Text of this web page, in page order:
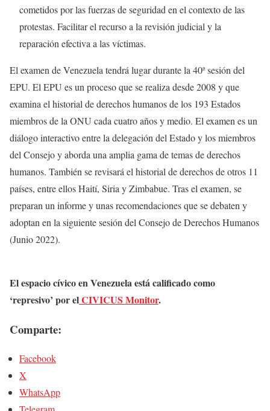
cometidos por las fuerzas de seguridad en el contexto de las
protestas. Facilitar el recurso a la revisión judicial y la
reparación efectiva a las víctimas.
El examen de Venezuela tendrá lugar durante la 40ª sesión del
EPU. El EPU es un proceso que se realiza desde 2008 y que
examina el historial de derechos humanos de los 193 Estados
miembros de la ONU cada cuatro años y medio. El examen es un
diálogo interactivo entre la delegación del Estado y los miembros
del Consejo y aborda una amplia gama de temas de derechos
humanos. También se revisará el historial de derechos de otros 11
países, entre ellos Haití, Siria y Zimbabue. Tras el examen, se
preparan un informe y unas recomendaciones que se debaten y
adoptan en la siguiente sesión del Consejo de Derechos Humanos
(Junio 2022).
El espacio cívico en Venezuela está calificado como
‘represivo’ por elCIVICUS Monitor.
Comparte:
Facebook
X
WhatsApp